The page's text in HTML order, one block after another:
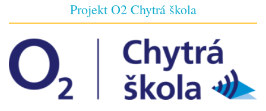
Projekt O2 Chytrá škola